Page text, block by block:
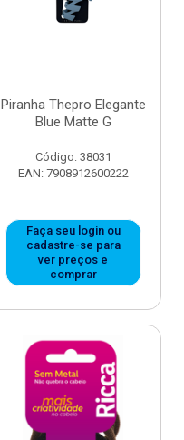
Piranha Thepro Elegante
Blue Matte G
Código: 38031
EAN: 7908912600222
Faça seu login ou
cadastre-se para
ver preços e
comprar